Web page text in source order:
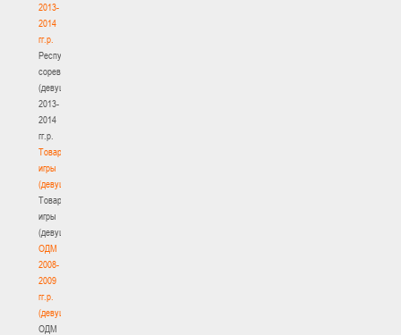
2013-
2014
гг.р.
Республиканские
соревнования
(девушки)
2013-
2014
гг.р.
Товарищеские
игры
(девушки)
Товарищеские
игры
(девушки)
ОДМ
2008-
2009
гг.р.
(девушки)
ОДМ